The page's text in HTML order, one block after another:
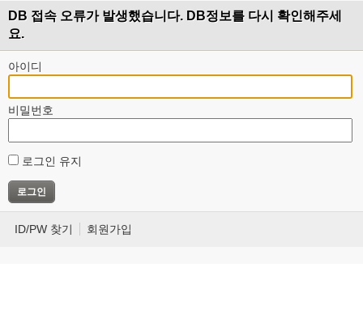
DB 접속 오류가 발생했습니다. DB정보를 다시 확인해주세
요.
아이디
비밀번호
로그인 유지
ID/PW 찾기 회원가입